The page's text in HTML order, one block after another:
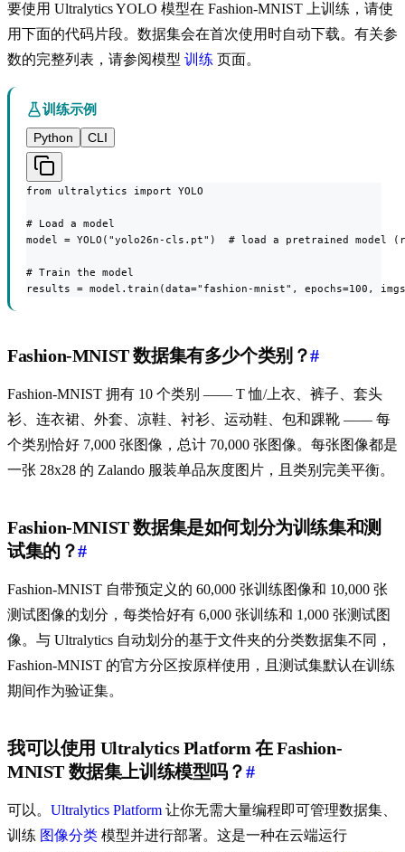
要使用 Ultralytics YOLO 模型在 Fashion-MNIST 上训练，请使
用下面的代码片段。数据集会在首次使用时自动下载。有关参
数的完整列表，请参阅模型 训练 页面。
训练示例
Python
CLI
from ultralytics import YOLO
# Load a model
model = YOLO("yolo26n-cls.pt")  # load a pretrained model
# Train the model
results = model.train(data="fashion-mnist", epochs=100,
Fashion-MNIST 数据集有多少个类别？#
Fashion-MNIST 拥有 10 个类别 —— T 恤/上衣、裤子、套头
衫、连衣裙、外套、凉鞋、衬衫、运动鞋、包和踝靴 —— 每
个类别恰好 7,000 张图像，总计 70,000 张图像。每张图像都是
一张 28x28 的 Zalando 服装单品灰度图片，且类别完美平衡。
Fashion-MNIST 数据集是如何划分为训练集和测
试集的？#
Fashion-MNIST 自带预定义的 60,000 张训练图像和 10,000 张
测试图像的划分，每类恰好有 6,000 张训练和 1,000 张测试图
像。与 Ultralytics 自动划分的基于文件夹的分类数据集不同，
Fashion-MNIST 的官方分区按原样使用，且测试集默认在训练
期间作为验证集。
我可以使用 Ultralytics Platform 在 Fashion-
MNIST 数据集上训练模型吗？#
可以。 Ultralytics Platform 让你无需大量编程即可管理数据集、
训练 图像分类 模型并进行部署。这是一种在云端运行